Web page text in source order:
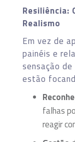
Resiliência:
Realismo
Em vez de
painéis e
sensação
estão
falhas
reagir